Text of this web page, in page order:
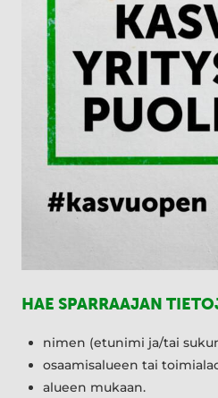
HAE SPARRAAJAN
nimen (etunimi ja/tai
osaamisalueen tai
alueen mukaan.